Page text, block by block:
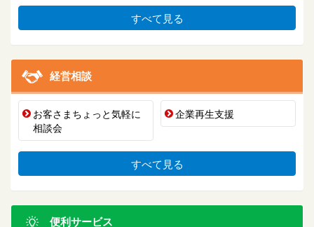
すべて見る
経営相談
お客さまちょっと気軽に
相談会
企業再生支援
すべて見る
便利サービス